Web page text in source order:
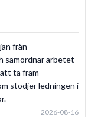
från
samordnar arbetet
ta fram
stödjer ledningen i
2026-08-16